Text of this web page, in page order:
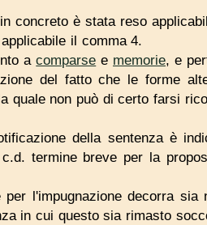
concreto è stata reso
il comma 4.
acomparse e memorie, e
del fatto che le forme
quale non può di certo farsi
della sentenza è
termine breve per la
l'impugnazione decorra
in cui questo sia rimasto